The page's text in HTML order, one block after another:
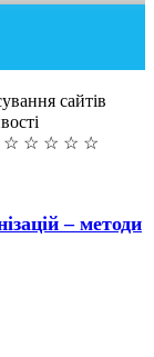
сайтів
– методи